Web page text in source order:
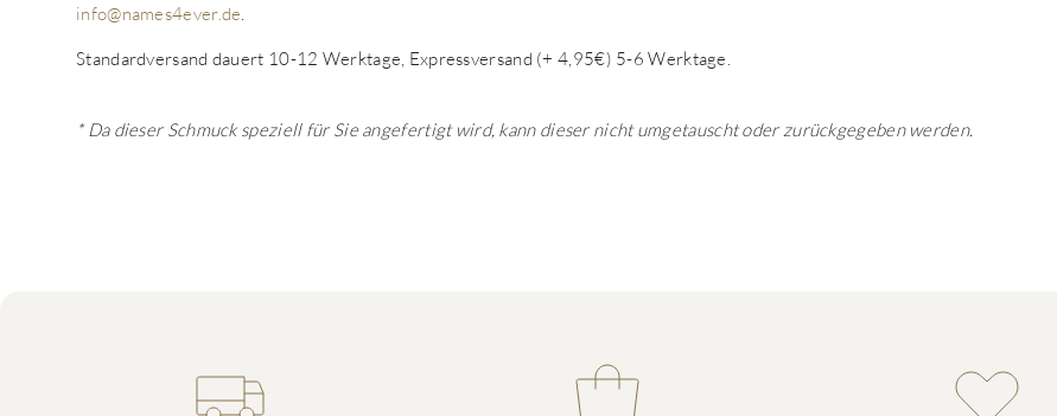
info@names4ever.de
Standardversand dauert 10-12 Werktage, Expressversand (+ 4,95€) 5-6 Werktage.
* Da dieser Schmuck speziell für Sie angefertigt wird, kann dieser nicht umgetauscht oder zurückgegeben werden.